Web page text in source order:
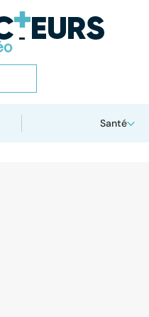
Santé